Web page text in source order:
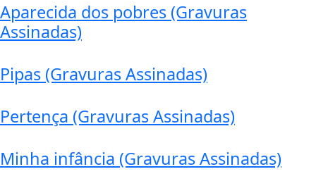
Aparecida dos pobres (Gravuras
Assinadas)
Pipas (Gravuras Assinadas)
Pertença (Gravuras Assinadas)
Minha infância (Gravuras Assinadas)